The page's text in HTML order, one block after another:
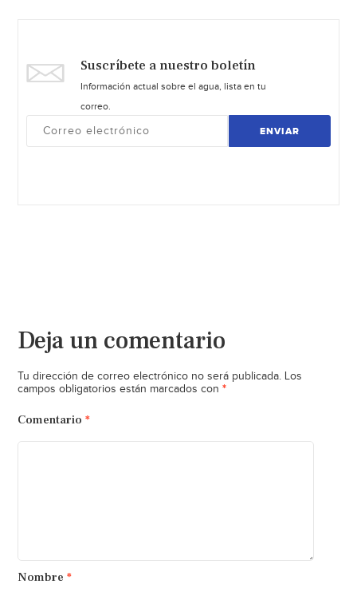
Suscríbete a nuestro boletín
Información actual sobre el agua, lista en tu
correo.
ENVIAR
Deja un comentario
Tu dirección de correo electrónico no será publicada. Los
campos obligatorios están marcados con *
Comentario *
Nombre *